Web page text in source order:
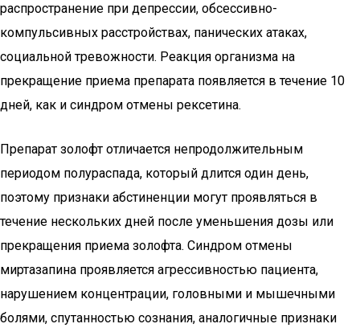
распространение при депрессии, обсессивно-
компульсивных расстройствах, панических атаках,
социальной тревожности. Реакция организма на
прекращение приема препарата появляется в течение 10
дней, как и синдром отмены рексетина.
Препарат золофт отличается непродолжительным
периодом полураспада, который длится один день,
поэтому признаки абстиненции могут проявляться в
течение нескольких дней после уменьшения дозы или
прекращения приема золофта. Синдром отмены
миртазапина проявляется агрессивностью пациента,
нарушением концентрации, головными и мышечными
болями, спутанностью сознания, аналогичные признаки